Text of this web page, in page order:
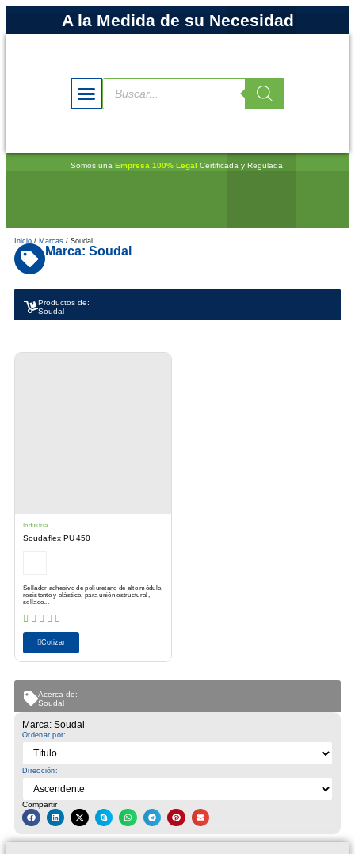
A la Medida de su Necesidad
Somos una Empresa 100% Legal Certificada y Regulada.
Marca: Soudal
Ordenar por:
Dirección:
Compartir
Inicio / Marcas / Soudal
Marca: Soudal
Productos de:
Soudal
Acerca de:
Soudal
Industria
Soudaflex PU 450
Sellador adhesivo de poliuretano de alto módulo,
resistente y elástico, para unión estructural,
sellado...
Cotizar